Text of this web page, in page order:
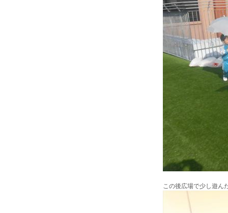
この後広場で少し遊ん